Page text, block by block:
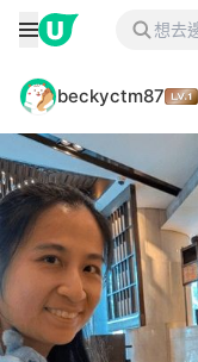
beckyctm87